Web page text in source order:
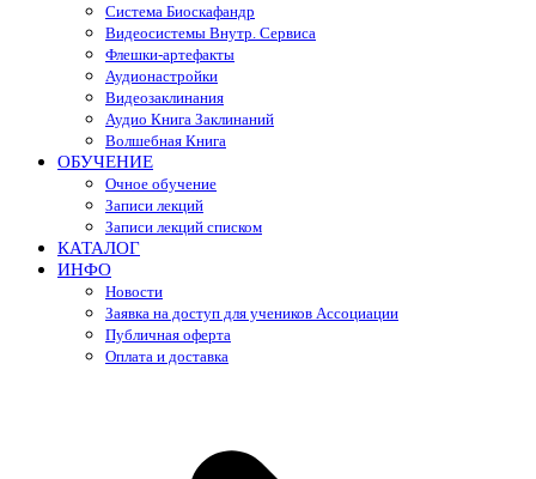
Система Биоскафандр
Видеосистемы Внутр. Сервиса
Флешки-артефакты
Аудионастройки
Видеозаклинания
Аудио Книга Заклинаний
Волшебная Книга
ОБУЧЕНИЕ
Очное обучение
Записи лекций
Записи лекций списком
КАТАЛОГ
ИНФО
Новости
Заявка на доступ для учеников Ассоциации
Публичная оферта
Оплата и доставка